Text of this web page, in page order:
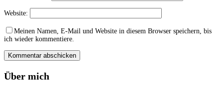
Website:
Meinen Namen, E-Mail und Website in diesem Browser speichern, bis
ich wieder kommentiere.
Über mich